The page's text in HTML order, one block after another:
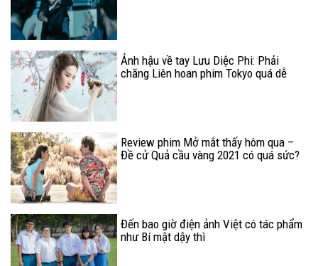
Ảnh hậu về tay Lưu Diệc Phi: Phải
chăng Liên hoan phim Tokyo quá dễ
Review phim Mở mắt thấy hôm qua –
Đề cử Quả cầu vàng 2021 có quá sức?
Đến bao giờ điện ảnh Việt có tác phẩm
như Bí mật dậy thì